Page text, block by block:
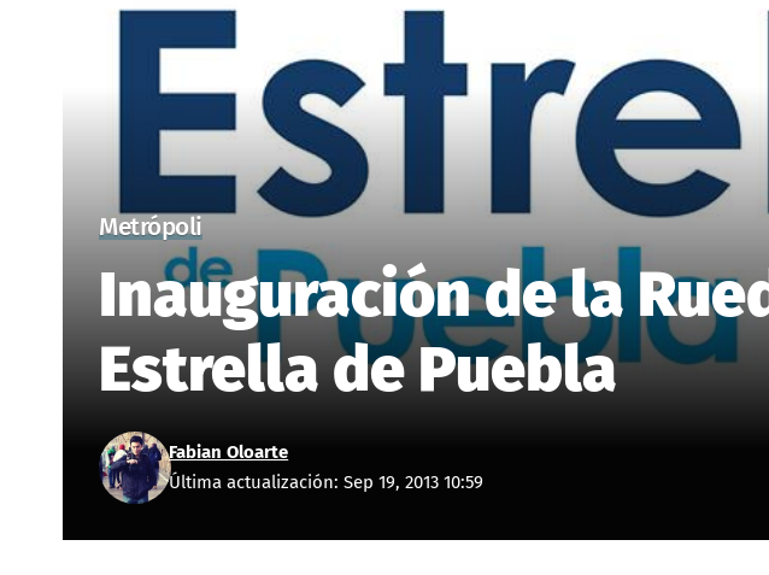
Metrópoli
Inauguración de la
Estrella de Puebla
Última actualización: Sep 19, 2013 10:59
Fabian Oloarte